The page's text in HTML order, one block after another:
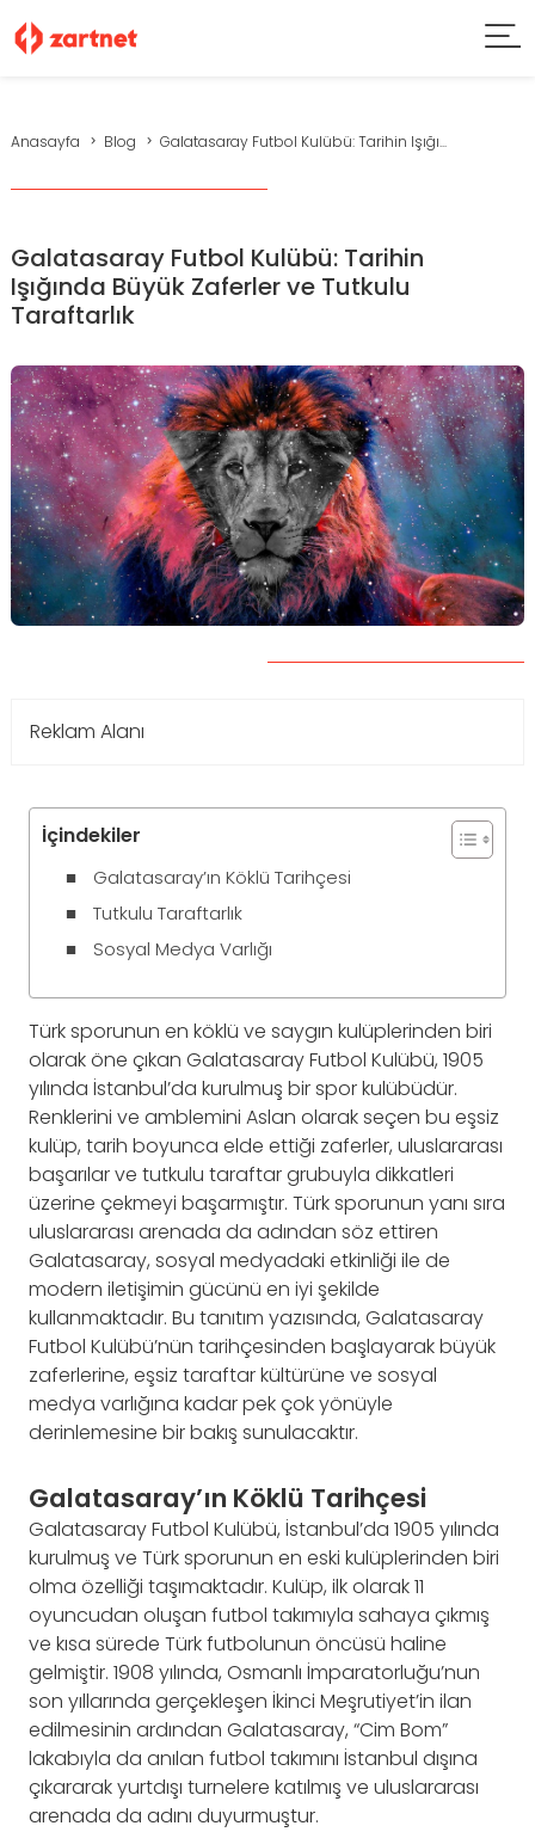
Anasayfa Blog Galatasaray Futbol Kulübü: Tarihin Işığı...
Galatasaray Futbol Kulübü: Tarihin
Işığında Büyük Zaferler ve Tutkulu
Taraftarlık
Reklam Alanı
İçindekiler
Galatasaray’ın Köklü Tarihçesi
Tutkulu Taraftarlık
Sosyal Medya Varlığı
Türk sporunun en köklü ve saygın kulüplerinden biri
olarak öne çıkan Galatasaray Futbol Kulübü, 1905
yılında İstanbul’da kurulmuş bir spor kulübüdür.
Renklerini ve amblemini Aslan olarak seçen bu eşsiz
kulüp, tarih boyunca elde ettiği zaferler, uluslararası
başarılar ve tutkulu taraftar grubuyla dikkatleri
üzerine çekmeyi başarmıştır. Türk sporunun yanı sıra
uluslararası arenada da adından söz ettiren
Galatasaray, sosyal medyadaki etkinliği ile de
modern iletişimin gücünü en iyi şekilde
kullanmaktadır. Bu tanıtım yazısında, Galatasaray
Futbol Kulübü’nün tarihçesinden başlayarak büyük
zaferlerine, eşsiz taraftar kültürüne ve sosyal
medya varlığına kadar pek çok yönüyle
derinlemesine bir bakış sunulacaktır.
Galatasaray’ın Köklü Tarihçesi
Galatasaray Futbol Kulübü, İstanbul’da 1905 yılında
kurulmuş ve Türk sporunun en eski kulüplerinden biri
olma özelliği taşımaktadır. Kulüp, ilk olarak 11
oyuncudan oluşan futbol takımıyla sahaya çıkmış
ve kısa sürede Türk futbolunun öncüsü haline
gelmiştir. 1908 yılında, Osmanlı İmparatorluğu’nun
son yıllarında gerçekleşen İkinci Meşrutiyet’in ilan
edilmesinin ardından Galatasaray, “Cim Bom”
lakabıyla da anılan futbol takımını İstanbul dışına
çıkararak yurtdışı turnelere katılmış ve uluslararası
arenada da adını duyurmuştur.